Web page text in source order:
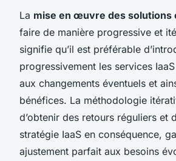
La mise en œuvre des solutions
faire de manière progressive et
signifie qu’il est préférable
progressivement les services
aux changements éventuels et
bénéfices. La méthodologie
d’obtenir des retours réguliers et
stratégie IaaS en conséquence,
ajustement parfait aux besoins